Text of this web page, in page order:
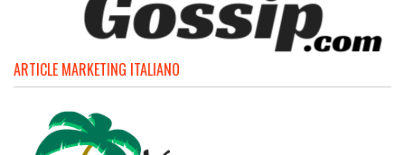
ARTICLE MARKETING ITALIANO